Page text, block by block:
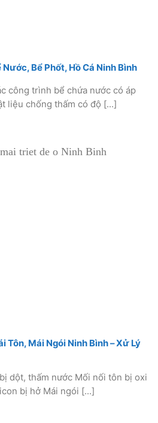
Bể Phốt, Hồ Cá Ninh Bình
công trình bể chứa nước có áp
liệu chống thấm có độ [...]
Tôn, Mái Ngói Ninh Bình – Xử Lý
dột, thấm nước Mối nối tôn bị oxi
bị hở Mái ngói [...]